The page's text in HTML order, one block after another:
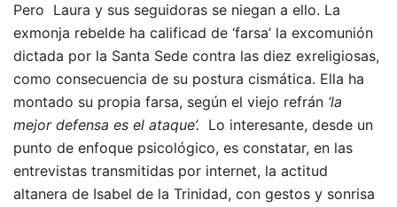
Pero Laura y sus seguidoras se niegan a ello. La
exmonja rebelde ha calificad de ‘farsa’ la excomunión
dictada por la Santa Sede contra las diez exreligiosas,
como consecuencia de su postura cismática. Ella ha
montado su propia farsa, según el viejo refrán ‘la
mejor defensa es el ataque’. Lo interesante, desde un
punto de enfoque psicológico, es constatar, en las
entrevistas transmitidas por internet, la actitud
altanera de Isabel de la Trinidad, con gestos y sonrisa